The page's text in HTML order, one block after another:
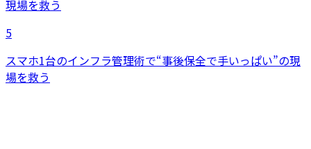
5
スマホ1台のインフラ管理術で“事後保全で手いっぱい”の現
場を救う